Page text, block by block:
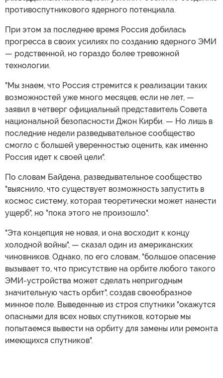
противоспутникового ядерного потенциала.
При этом за последнее время Россия добилась
прогресса в своих усилиях по созданию ядерного ЭМИ
— родственной, но гораздо более тревожной
технологии.
"Мы знаем, что Россия стремится к реализации таких
возможностей уже много месяцев, если не лет, —
заявил в четверг официальный представитель Совета
национальной безопасности Джон Кирби. — Но лишь в
последние недели разведывательное сообщество
смогло с большей уверенностью оценить, как именно
Россия идет к своей цели".
По словам Байдена, разведывательное сообщество
"выяснило, что существует возможность запустить в
космос систему, которая теоретически может нанести
ущерб", но "пока этого не произошло".
"Эта концепция не новая, и она восходит к концу
холодной войны", — сказал один из американских
чиновников. Однако, по его словам, "большое опасение
вызывает то, что присутствие на орбите любого такого
ЭМИ-устройства может сделать непригодным
значительную часть орбит", создав своеобразное
минное поле. Выведенные из строя спутники "окажутся
опасными для всех новых спутников, которые мы
попытаемся вывести на орбиту для замены или ремонта
имеющихся спутников".